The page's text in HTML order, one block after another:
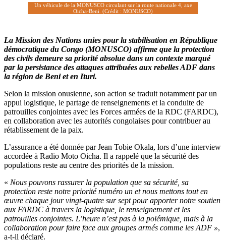
Un véhicule de la MONUSCO circulant sur la route nationale 4, axe
Oicha-Beni. (Crédit : MONUSCO)
La Mission des Nations unies pour la stabilisation en République
démocratique du Congo (MONUSCO) affirme que la protection
des civils demeure sa priorité absolue dans un contexte marqué
par la persistance des attaques attribuées aux rebelles ADF dans
la région de Beni et en Ituri.
Selon la mission onusienne, son action se traduit notamment par un
appui logistique, le partage de renseignements et la conduite de
patrouilles conjointes avec les Forces armées de la RDC (FARDC),
en collaboration avec les autorités congolaises pour contribuer au
rétablissement de la paix.
L’assurance a été donnée par Jean Tobie Okala, lors d’une interview
accordée à Radio Moto Oicha. Il a rappelé que la sécurité des
populations reste au centre des priorités de la mission.
« Nous pouvons rassurer la population que sa sécurité, sa
protection reste notre priorité numéro un et nous mettons tout en
œuvre chaque jour vingt-quatre sur sept pour apporter notre soutien
aux FARDC à travers la logistique, le renseignement et les
patrouilles conjointes. L’heure n’est pas à la polémique, mais à la
collaboration pour faire face aux groupes armés comme les ADF »,
a-t-il déclaré.